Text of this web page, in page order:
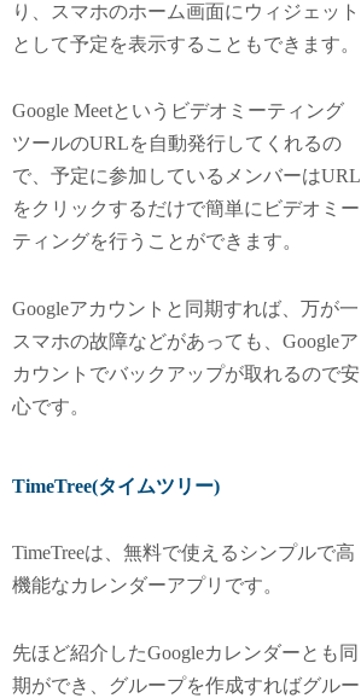
り、スマホのホーム画面にウィジェット
として予定を表示することもできます。
Google Meetというビデオミーティング
ツールのURLを自動発行してくれるの
で、予定に参加しているメンバーはURL
をクリックするだけで簡単にビデオミー
ティングを行うことができます。
Googleアカウントと同期すれば、万が一
スマホの故障などがあっても、Googleア
カウントでバックアップが取れるので安
心です。
TimeTree(タイムツリー)
TimeTreeは、無料で使えるシンプルで高
機能なカレンダーアプリです。
先ほど紹介したGoogleカレンダーとも同
期ができ、グループを作成すればグルー